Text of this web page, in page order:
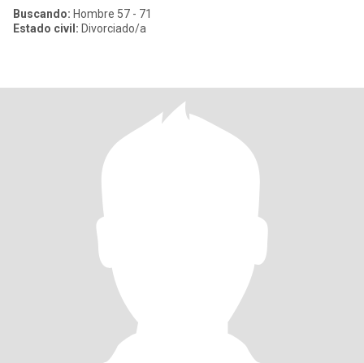
Buscando: Hombre 57 - 71
Estado civil: Divorciado/a